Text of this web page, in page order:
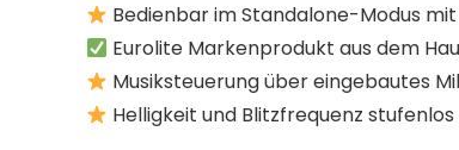
Bedienbar im Standalone-Modus
Eurolite Markenprodukt aus dem
Musiksteuerung über eingebautes
Helligkeit und Blitzfrequenz